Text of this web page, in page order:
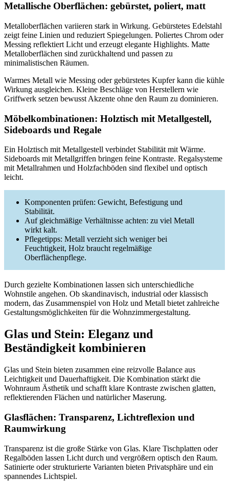
Metallische Oberflächen: gebürstet, poliert, matt
Metalloberflächen variieren stark in Wirkung. Gebürstetes Edelstahl
zeigt feine Linien und reduziert Spiegelungen. Poliertes Chrom oder
Messing reflektiert Licht und erzeugt elegante Highlights. Matte
Metalloberflächen sind zurückhaltend und passen zu
minimalistischen Räumen.
Warmes Metall wie Messing oder gebürstetes Kupfer kann die kühle
Wirkung ausgleichen. Kleine Beschläge von Herstellern wie
Griffwerk setzen bewusst Akzente ohne den Raum zu dominieren.
Möbelkombinationen: Holztisch mit Metallgestell,
Sideboards und Regale
Ein Holztisch mit Metallgestell verbindet Stabilität mit Wärme.
Sideboards mit Metallgriffen bringen feine Kontraste. Regalsysteme
mit Metallrahmen und Holzfachböden sind flexibel und optisch
leicht.
Komponenten prüfen: Gewicht, Befestigung und
Stabilität.
Auf gleichmäßige Verhältnisse achten: zu viel Metall
wirkt kalt.
Pflegetipps: Metall verzieht sich weniger bei
Feuchtigkeit, Holz braucht regelmäßige
Oberflächenpflege.
Durch gezielte Kombinationen lassen sich unterschiedliche
Wohnstile angehen. Ob skandinavisch, industrial oder klassisch
modern, das Zusammenspiel von Holz und Metall bietet zahlreiche
Gestaltungsmöglichkeiten für die Wohnzimmergestaltung.
Glas und Stein: Eleganz und
Beständigkeit kombinieren
Glas und Stein bieten zusammen eine reizvolle Balance aus
Leichtigkeit und Dauerhaftigkeit. Die Kombination stärkt die
Wohnraum Ästhetik und schafft klare Kontraste zwischen glatten,
reflektierenden Flächen und natürlicher Maserung.
Glasflächen: Transparenz, Lichtreflexion und
Raumwirkung
Transparenz ist die große Stärke von Glas. Klare Tischplatten oder
Regalböden lassen Licht durch und vergrößern optisch den Raum.
Satinierte oder strukturierte Varianten bieten Privatsphäre und ein
spannendes Lichtspiel.